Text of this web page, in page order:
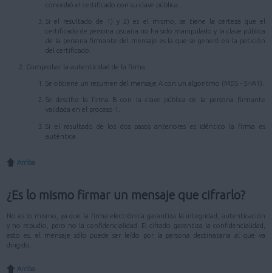
concedió el certificado con su clave pública.
Si el resultado de 1) y 2) es el mismo, se tiene la certeza que el
certificado de persona usuaria no ha sido manipulado y la clave pública
de la persona firmante del mensaje es la que se generó en la petición
del certificado.
Comprobar la autenticidad de la firma.
Se obtiene un resumen del mensaje A con un algoritmo (MD5 - SHA1).
Se descifra la firma B con la clave pública de la persona firmante
validada en el proceso 1.
Si el resultado de los dos pasos anteriores es idéntico la firma es
auténtica.
Arriba
¿Es lo mismo firmar un mensaje que cifrarlo?
No es lo mismo, ya que la firma electrónica garantiza la integridad, autenticación
y no repudio, pero no la confidencialidad. El cifrado garantiza la confidencialidad,
esto es, el mensaje sólo puede ser leído por la persona destinataria al que va
dirigido.
Arriba